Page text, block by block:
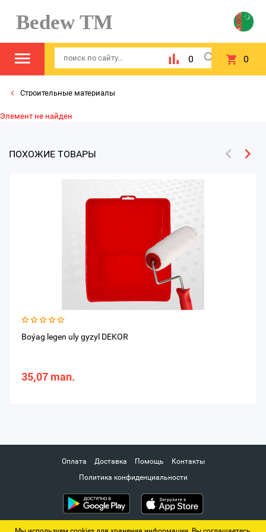
Bedew TM
0 0
Строительные материалы
Элемент не найден
ПОХОЖИЕ ТОВАРЫ
Boýag legen uly gyzyl DEKOR
35,07 man.
Оплата Доставка Помощь
Контакты
Политика конфиденциальности